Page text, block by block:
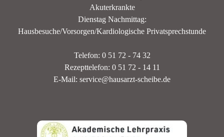
Akuterkrankte
Dienstag Nachmittag:
Hausbesuche/Vorsorgen/Kardiologische Privatsprechstunde
Telefon: 0 51 72 - 74 32
Rezepttelefon: 0 51 72 - 14 11
E-Mail: service@hausarzt-scheibe.de